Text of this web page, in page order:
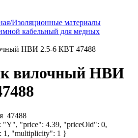
Изоляционные материалы
кабельный для медных
НВИ 2.5-6 КВТ 47488
вилочный НВИ
47488
"price": 4.39, "priceOld": 0,
1, "multiplicity": 1 }